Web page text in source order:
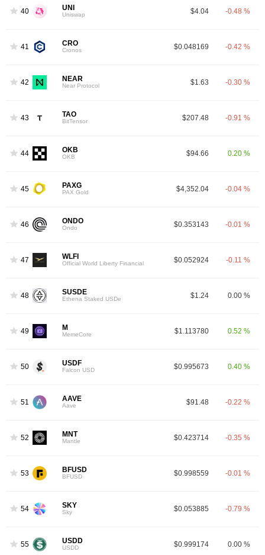
40 UNI
Uniswap $4.04 -0.48 %
41 CRO
Cronos $0.048169 -0.42 %
42 NEAR
Near Protocol $1.63 -0.30 %
43 TAO
BitTensor $207.48 -0.91 %
44 OKB
OKB $94.66 0.20 %
45 PAXG
PAX Gold $4,352.04 -0.04 %
46 ONDO
Ondo $0.353143 -0.01 %
47 WLFI
Official World Liberty Financial $0.052924 -0.11 %
48 SUSDE
Ethena Staked USDe $1.24 0.00 %
49 M
MemeCore $1.113780 0.52 %
50 USDF
Falcon USD $0.995673 0.40 %
51 AAVE
Aave $91.48 -0.22 %
52 MNT
Mantle $0.423714 -0.35 %
53 BFUSD
BFUSD $0.998559 -0.01 %
54 SKY
Sky $0.053885 -0.79 %
55 USDD
USDD $0.999174 0.00 %